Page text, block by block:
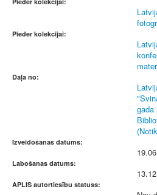
Pieder kolekcijai:
Daļa no:
gada
Izveidošanas datums:
Labošanas datums:
APLIS autortiesību statuss: